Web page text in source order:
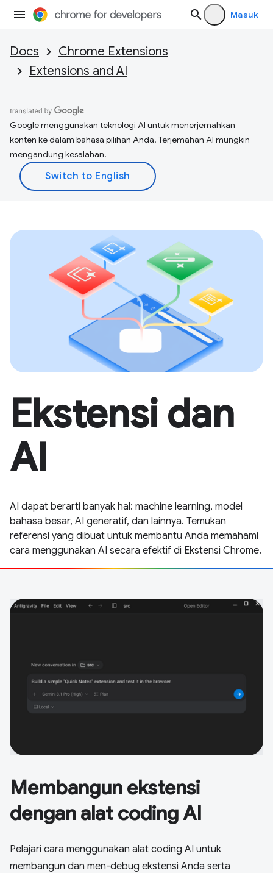
Masuk
Docs
Chrome Extensions
Extensions and AI
Google menggunakan teknologi AI untuk menerjemahkan
konten ke dalam bahasa pilihan Anda. Terjemahan AI mungkin
mengandung kesalahan.
Ekstensi dan
AI
AI dapat berarti banyak hal: machine learning, model
bahasa besar, AI generatif, dan lainnya. Temukan
referensi yang dibuat untuk membantu Anda memahami
cara menggunakan AI secara efektif di Ekstensi Chrome.
Membangun ekstensi
dengan alat coding AI
Pelajari cara menggunakan alat coding AI untuk
membangun dan men-debug ekstensi Anda serta